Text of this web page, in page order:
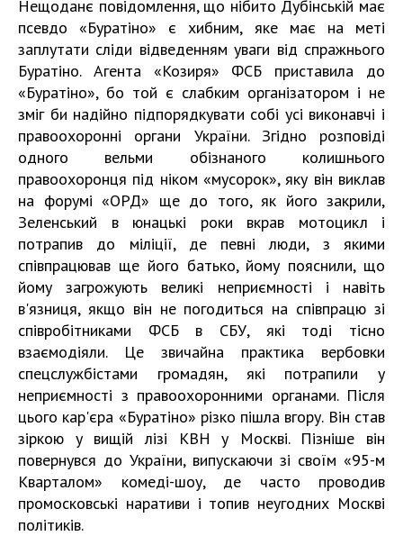
Нещоданє повідомлення, що нібито Дубінській має
псевдо «Буратіно» є хибним, яке має на меті
заплутати сліди відведенням уваги від спражнього
Буратіно. Агента «Козиря» ФСБ приставила до
«Буратіно», бо той є слабким організатором і не
зміг би надійно підпорядкувати собі усі виконавчі і
правоохоронні органи України. Згідно розповіді
одного вельми обізнаного колишнього
правоохоронця під ніком «мусорок», яку він виклав
на форумі «ОРД» ще до того, як його закрили,
Зеленський в юнацькі роки вкрав мотоцикл і
потрапив до міліції, де певні люди, з якими
співпрацював ще його батько, йому пояснили, що
йому загрожують великі неприємності і навіть
в'язниця, якщо він не погодиться на співпрацю зі
співробітниками ФСБ в СБУ, які тоді тісно
взаємодіяли. Це звичайна практика вербовки
спецслужбістами громадян, які потрапили у
неприємності з правоохоронними органами. Після
цього кар'єра «Буратіно» різко пішла вгору. Він став
зіркою у вищій лізі КВН у Москві. Пізніше він
повернувся до України, випускаючи зі своїм «95-м
Кварталом» комеді-шоу, де часто проводив
промосковські наративи і топив неугодних Москві
політиків.